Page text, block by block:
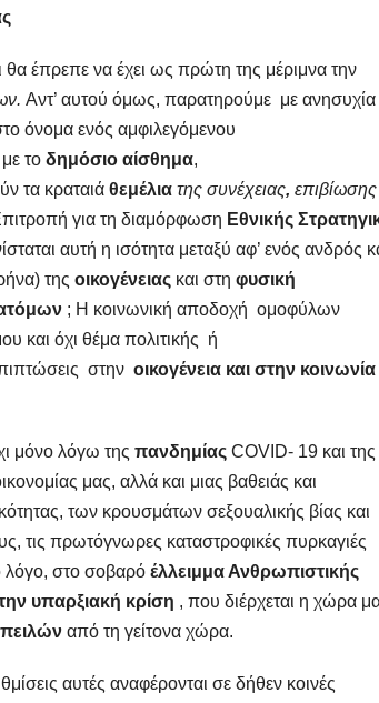
θα έπρεπε να έχει ως πρώτη της μέριμνα την
Αντ’ αυτού όμως, παρατηρούμε με
όνομα ενός αμφιλεγόμενου
με το δημόσιο αίσθημα,
τα κραταιά θεμέλια της συνέχειας, επιβίωσης
για τη διαμόρφωση Εθνικής
αυτή η ισότητα μεταξύ αφ’ ενός ανδρός
της οικογένειας και στη φυσική
; Η κοινωνική αποδοχή ομοφύλων
και όχι θέμα πολιτικής ή
στην οικογένεια και στην κοινωνία
μόνο λόγω της πανδημίας COVID- 19 και της
μας, αλλά και μιας βαθειάς και
των κρουσμάτων σεξουαλικής βίας και
τις πρωτόγνωρες καταστροφικές πυρκαγιές
λόγο, στο σοβαρό έλλειμμα Ανθρωπιστικής
υπαρξιακή κρίση , που διέρχεται η χώρα
από τη γείτονα χώρα.
αυτές αναφέρονται σε δήθεν κοινές